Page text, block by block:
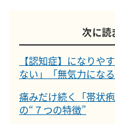
次に読
【認知症】になりや
ない」「無気力にな
痛みだけ続く「帯状
の“７つの特徴”